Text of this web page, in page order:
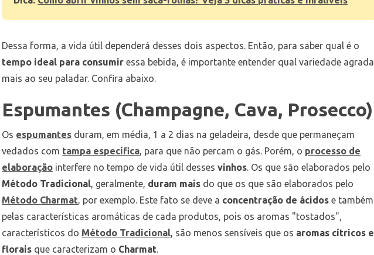
Dessa forma, a vida útil dependerá desses dois aspectos. Então, para saber qual é o
tempo ideal para consumiressa bebida, é importante entender qual variedade agrada
mais ao seu paladar. Confira abaixo.
Espumantes (Champagne, Cava, Prosecco)
Os espumantes duram, em média, 1 a 2 dias na geladeira, desde que permaneçam
vedados com tampa específica, para que não percam o gás. Porém, o processo de
elaboração interfere no tempo de vida útil dessesvinhos. Os que são elaborados pelo
Método Tradicional, geralmente, duram mais do que os que são elaborados pelo
Método Charmat, por exemplo. Este fato se deve a concentração de ácidos e também
pelas características aromáticas de cada produtos, pois os aromas "tostados",
característicos do Método Tradicional, são menos sensíveis que os aromas cítricos e
florais que caracterizam o Charmat.